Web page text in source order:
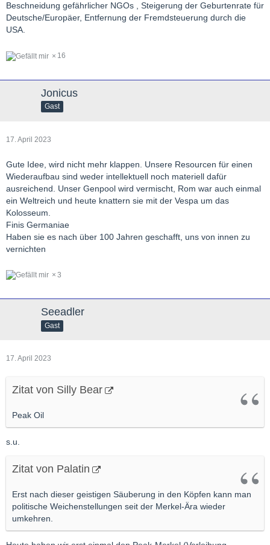
Beschneidung gefährlicher NGOs , Steigerung der Geburtenrate für
Deutsche/Europäer, Entfernung der Fremdsteuerung durch die
USA.
16
Jonicus
Gast
17. April 2023
Gute Idee, wird nicht mehr klappen. Unsere Resourcen für einen
Wiederaufbau sind weder intellektuell noch materiell dafür
ausreichend. Unser Genpool wird vermischt, Rom war auch einmal
ein Weltreich und heute knattern sie mit der Vespa um das
Kolosseum.
Finis Germaniae
Haben sie es nach über 100 Jahren geschafft, uns von innen zu
vernichten
3
Seeadler
Gast
17. April 2023
Zitat von Silly Bear
Peak Oil
s.u.
Zitat von Palatin
Erst nach dieser geistigen Säuberung in den Köpfen kann man
politische Weichenstellungen seit der Merkel-Ära wieder
umkehren.